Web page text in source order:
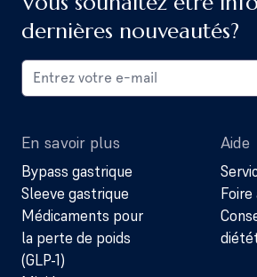
dernières nouveautés?
En savoir plus
Bypass gastrique
Sleeve gastrique
Médicaments pour
la perte de poids
(GLP-1)
Aide